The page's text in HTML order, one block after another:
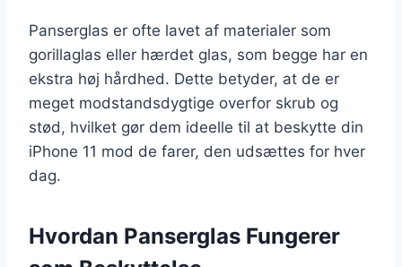
Panserglas er ofte lavet af materialer som
gorillaglas eller hærdet glas, som begge har en
ekstra høj hårdhed. Dette betyder, at de er
meget modstandsdygtige overfor skrub og
stød, hvilket gør dem ideelle til at beskytte din
iPhone 11 mod de farer, den udsættes for hver
dag.
Hvordan Panserglas Fungerer